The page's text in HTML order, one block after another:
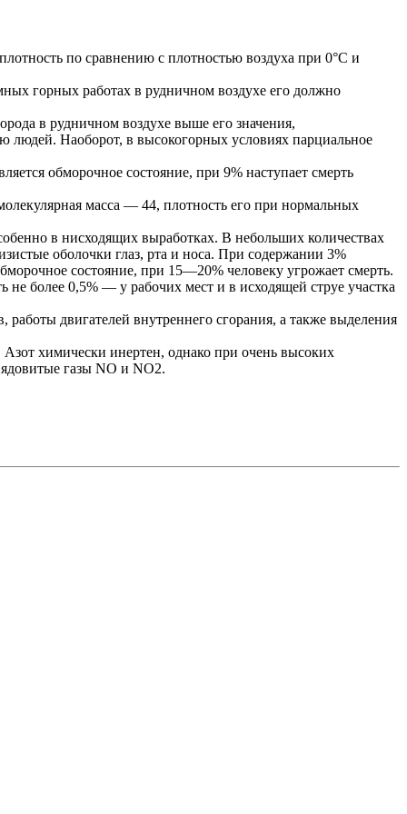
по сравнению с плотностью воздуха при 0°С и
горных работах в рудничном воздухе его должно
в рудничном воздухе выше его значения,
людей. Наоборот, в высокогорных условиях парциальное
обморочное состояние, при 9% наступает смерть
масса — 44, плотность его при нормальных
в нисходящих выработках. В небольших количествах
оболочки глаз, рта и носа. При содержании 3%
состояние, при 15—20% человеку угрожает смерть.
более 0,5% — у рабочих мест и в исходящей струе участка
двигателей внутреннего сгорания, а также выделения
химически инертен, однако при очень высоких
ядовитые газы NО и NО2.